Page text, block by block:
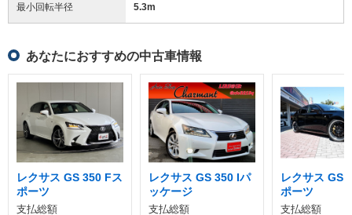
最小回転半径 5.3m
あなたにおすすめの中古車情報
レクサス GS 350 Fス
ポーツ
支払総額
レクサス GS 350 Iパ
ッケージ
支払総額
レクサス GS
ポーツ
支払総額